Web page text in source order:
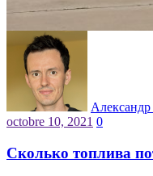
octobre 10, 2021 0
Сколько топлива